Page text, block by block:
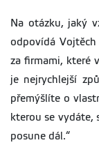
Na otázku, jaký
odpovídá Vojtěch
za firmami, které
je nejrychlejší
přemýšlíte o
kterou se vydáte,
posune dál.“